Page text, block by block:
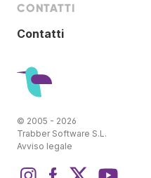
CONTATTI
Contatti
© 2005 - 2026
Trabber Software S.L.
Avviso legale